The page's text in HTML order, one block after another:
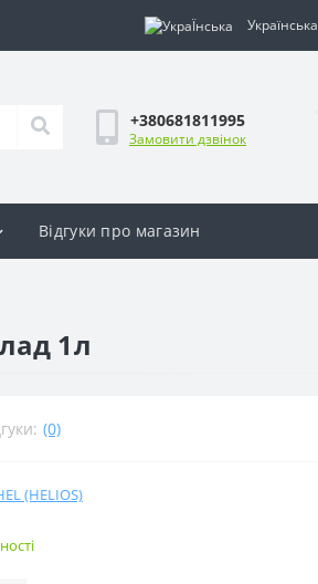
Українська
+380681811995
Замовити дзвінок
Відгуки про магазин
1л
(0)
(HELIOS)